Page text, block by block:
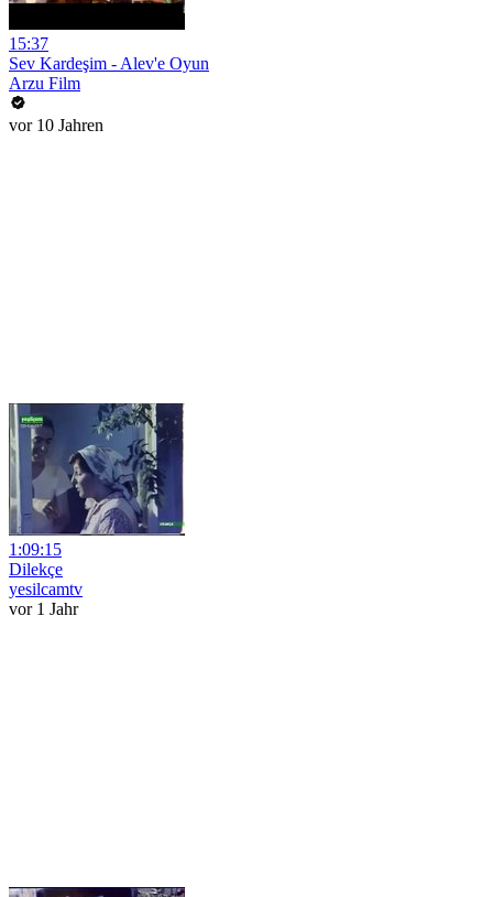
15:37
Sev Kardeşim - Alev'e Oyun
Arzu Film
vor 10 Jahren
1:09:15
Dilekçe
yesilcamtv
vor 1 Jahr